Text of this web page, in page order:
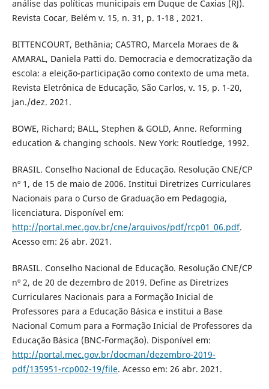
análise das políticas municipais em Duque de Caxias (RJ).
Revista Cocar, Belém v. 15, n. 31, p. 1-18 , 2021.
BITTENCOURT, Bethânia; CASTRO, Marcela Moraes de &
AMARAL, Daniela Patti do. Democracia e democratização da
escola: a eleição-participação como contexto de uma meta.
Revista Eletrônica de Educação, São Carlos, v. 15, p. 1-20,
jan./dez. 2021.
BOWE, Richard; BALL, Stephen & GOLD, Anne. Reforming
education & changing schools. New York: Routledge, 1992.
BRASIL. Conselho Nacional de Educação. Resolução CNE/CP
nº 1, de 15 de maio de 2006. Institui Diretrizes Curriculares
Nacionais para o Curso de Graduação em Pedagogia,
licenciatura. Disponível em:
http://portal.mec.gov.br/cne/arquivos/pdf/rcp01_06.pdf.
Acesso em: 26 abr. 2021.
BRASIL. Conselho Nacional de Educação. Resolução CNE/CP
nº 2, de 20 de dezembro de 2019. Define as Diretrizes
Curriculares Nacionais para a Formação Inicial de
Professores para a Educação Básica e institui a Base
Nacional Comum para a Formação Inicial de Professores da
Educação Básica (BNC-Formação). Disponível em:
http://portal.mec.gov.br/docman/dezembro-2019-
pdf/135951-rcp002-19/file. Acesso em: 26 abr. 2021.